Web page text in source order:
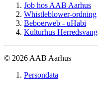
Job hos AAB Aarhus
Whistleblower-ordning
Beboerweb - uHabi
Kulturhus Herredsvang
© 2026 AAB Aarhus
Persondata